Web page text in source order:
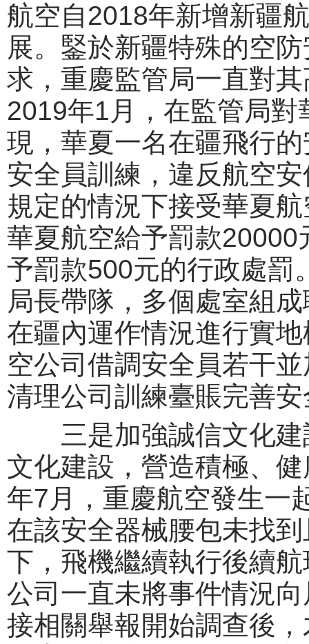
航空自2018年新增新疆
展。鋻於新疆特殊的空
求，重慶監管局一直對
2019年1月，在監管局
現，華夏一名在疆飛行
安全員訓練，違反航空
規定的情況下接受華夏
華夏航空給予罰款
予罰款500元的行政處罰
局長帶隊，多個處室組
在疆內運作情況進行實
空公司借調安全員若干
清理公司訓練臺賬完善
三是加強誠信文化建
文化建設，營造積極、
年7月，重慶航空發生一
在該安全器械腰包未找
下，飛機繼續執行後續
公司一直未將事件情況
接相關舉報開始調查後